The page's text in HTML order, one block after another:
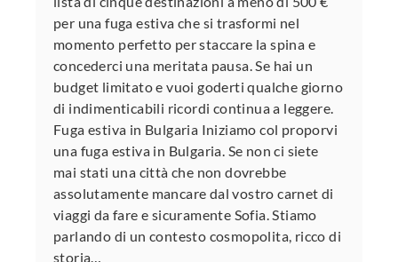
per una fuga estiva che si trasformi nel
momento perfetto per staccare la spina e
concederci una meritata pausa. Se hai un
budget limitato e vuoi goderti qualche giorno
di indimenticabili ricordi continua a leggere.
Fuga estiva in Bulgaria Iniziamo col proporvi
una fuga estiva in Bulgaria. Se non ci siete
mai stati una città che non dovrebbe
assolutamente mancare dal vostro carnet di
viaggi da fare e sicuramente Sofia. Stiamo
parlando di un contesto cosmopolita, ricco di
storia…